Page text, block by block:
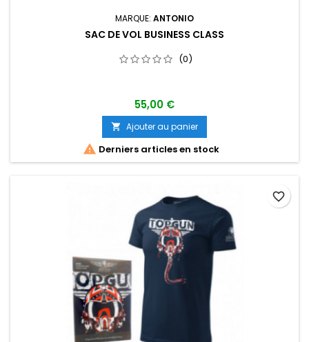
MARQUE: ANTONIO
SAC DE VOL BUSINESS CLASS
(0)
55,00 €
 Ajouter au panier
 Derniers articles en stock
favorite_border